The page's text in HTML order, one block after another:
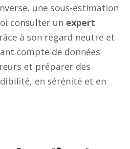
une sous-estimation
consulter un expert
à son regard neutre et
compte de données
et préparer des
en sérénité et en